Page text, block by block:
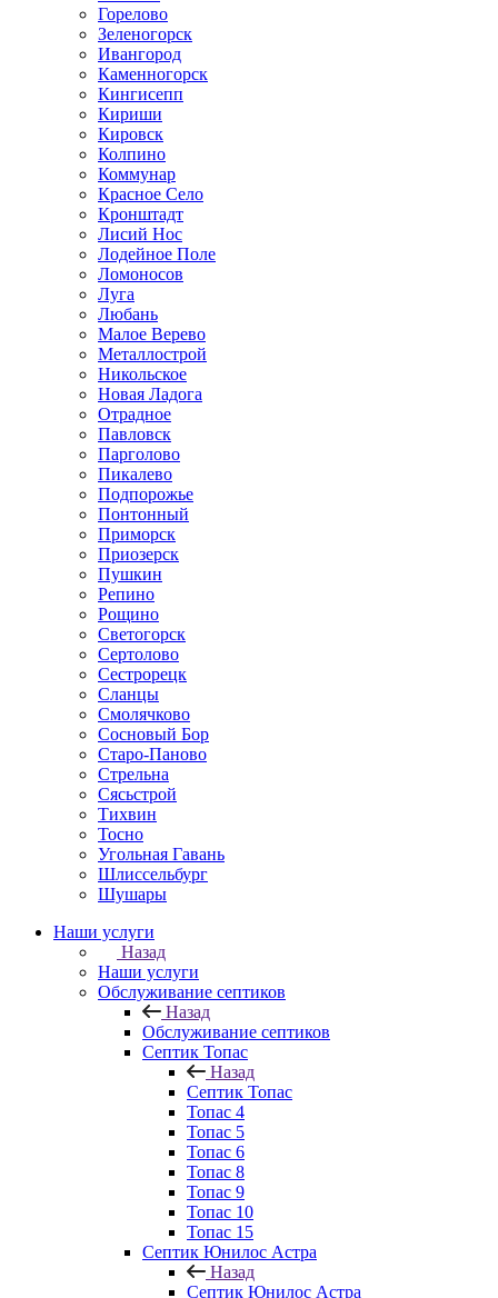
Горелово
Зеленогорск
Ивангород
Каменногорск
Кингисепп
Кириши
Кировск
Колпино
Коммунар
Красное Село
Кронштадт
Лисий Нос
Лодейное Поле
Ломоносов
Луга
Любань
Малое Верево
Металлострой
Никольское
Новая Ладога
Отрадное
Павловск
Парголово
Пикалево
Подпорожье
Понтонный
Приморск
Приозерск
Пушкин
Репино
Рощино
Светогорск
Сертолово
Сестрорецк
Сланцы
Смолячково
Сосновый Бор
Старо-Паново
Стрельна
Сясьстрой
Тихвин
Тосно
Угольная Гавань
Шлиссельбург
Шушары
Наши услуги
Назад
Наши услуги
Обслуживание септиков
Назад
Обслуживание септиков
Септик Топас
Назад
Септик Топас
Топас 4
Топас 5
Топас 6
Топас 8
Топас 9
Топас 10
Топас 15
Септик Юнилос Астра
Назад
Септик Юнилос Астра